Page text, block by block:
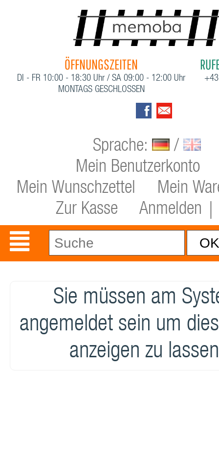
ÖFFNUNGSZEITEN
DI - FR 10:00 - 18:30 Uhr / SA 09:00 - 12:00 Uhr
MONTAGS GESCHLOSSEN
Sprache:
/
Mein Benutzerkonto
Mein Wunschzettel
Mein
Zur Kasse
Anmelden
Sie müssen am
angemeldet sein um
anzeigen zu